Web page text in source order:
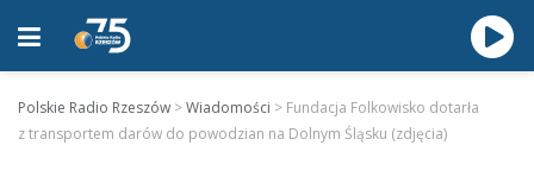
Polskie Radio Rzeszów >Wiadomości > Fundacja Folkowisko dotarła
z transportem darów do powodzian na Dolnym Śląsku (zdjęcia)